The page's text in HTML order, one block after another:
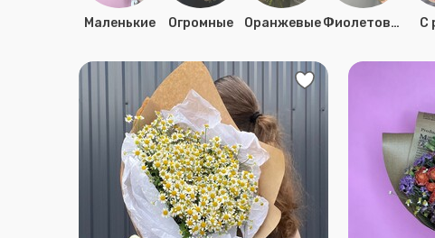
Маленькие Огромные Оранжевые Фиолетовые C